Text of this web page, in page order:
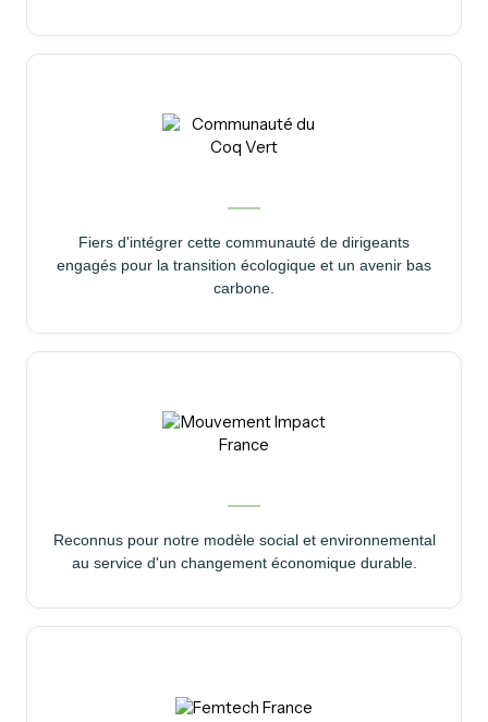
Fiers d'intégrer cette communauté de dirigeants
engagés pour la transition écologique et un avenir bas
carbone.
Reconnus pour notre modèle social et environnemental
au service d'un changement économique durable.